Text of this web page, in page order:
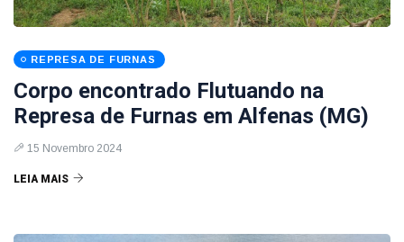
REPRESA DE FURNAS
Corpo encontrado Flutuando na
Represa de Furnas em Alfenas (MG)
15 Novembro 2024
LEIA MAIS